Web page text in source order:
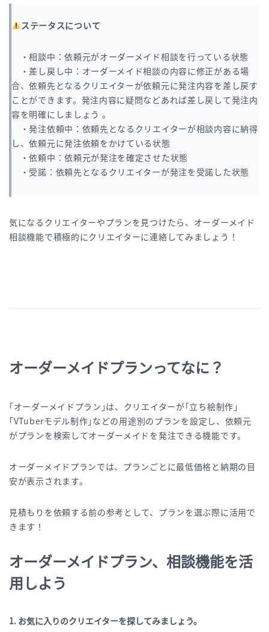
ステータスについて
・相談中：依頼元がオーダーメイド相談を行っている状態
・差し戻し中：オーダーメイド相談の内容に修正がある場
合、依頼先となるクリエイターが依頼元に発注内容を差し戻す
ことができます。発注内容に疑問などあれば差し戻して発注内
容を明確にしましょう 。
・発注依頼中：依頼先となるクリエイターが相談内容に納得
し、依頼元に発注依頼をかけている状態
・依頼中：依頼元が発注を確定させた状態
・受諾：依頼先となるクリエイターが発注を受諾した状態
気になるクリエイターやプランを見つけたら、オーダーメイド
相談機能で積極的にクリエイターに連絡してみましょう！
オーダーメイドプランってなに？
｢オーダーメイドプラン｣は、クリエイターが｢立ち絵制作｣
｢VTuberモデル制作｣などの用途別のプランを設定し、依頼元
がプランを検索してオーダーメイドを発注できる機能です。
オーダーメイドプランでは、プランごとに最低価格と納期の目
安が表示されます。
見積もりを依頼する前の参考として、プランを選ぶ際に活用で
きます！
オーダーメイドプラン、相談機能を活
用しよう
1. お気に入りのクリエイターを探してみましょう。